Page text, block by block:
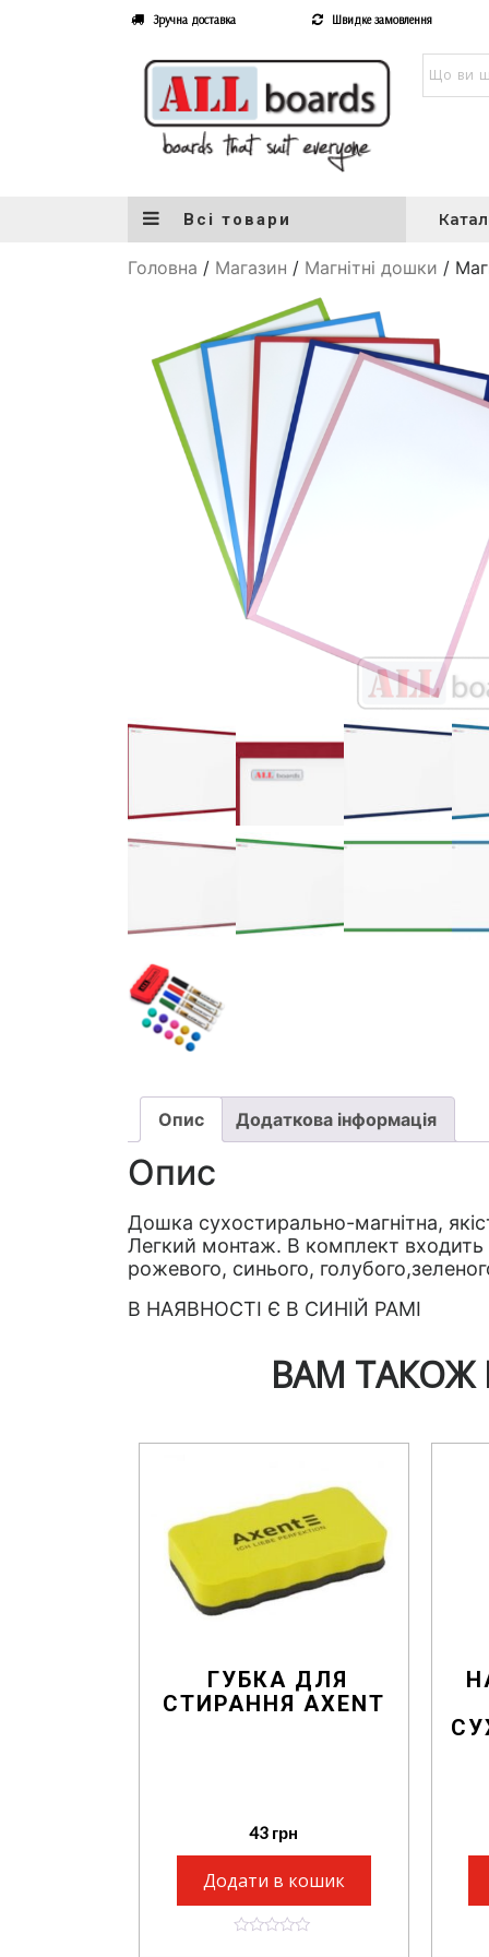
Зручна доставка Швидке замовлення
Всі товари
Головна / Магазин / Магнітні дошки /
Опис Додаткова інформація
Опис
Дошка сухостирально-магнітна,
Легкий монтаж. В комплект входить
рожевого, синього,
В НАЯВНОСТІ Є В СИНІЙ РАМІ
ВАМ
ГУБКА ДЛЯ
СТИРАННЯ AXENT
43 грн
Додати в кошик